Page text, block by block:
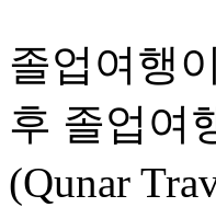
졸업여행
후 졸업여
(Qunar